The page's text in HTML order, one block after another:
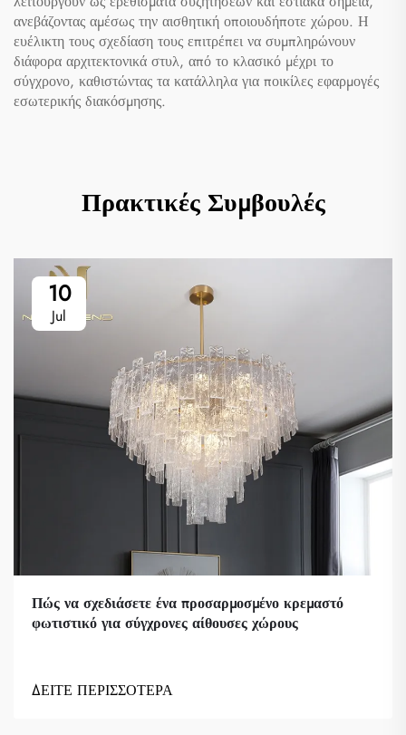
ανεβάζοντας αμέσως την αισθητική οποιουδήποτε χώρου. Η
ευέλικτη τους σχεδίαση τους επιτρέπει να συμπληρώνουν
διάφορα αρχιτεκτονικά στυλ, από το κλασικό μέχρι το
σύγχρονο, καθιστώντας τα κατάλληλα για ποικίλες εφαρμογές
εσωτερικής διακόσμησης.
Πρακτικές Συμβουλές
10
Jul
Πώς να σχεδιάσετε ένα προσαρμοσμένο κρεμαστό
φωτιστικό για σύγχρονες αίθουσες χώρους
ΔΕΙΤΕ ΠΕΡΙΣΣΟΤΕΡΑ